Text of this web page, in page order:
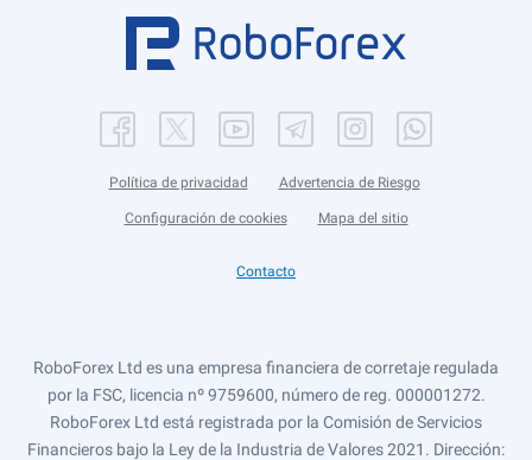
Política de privacidad Advertencia de Riesgo
Configuración de cookies Mapa del sitio
Contacto
RoboForex Ltd es una empresa financiera de corretaje regulada
por la FSC, licencia nº 9759600, número de reg. 000001272.
RoboForex Ltd está registrada por la Comisión de Servicios
Financieros bajo la Ley de la Industria de Valores 2021. Dirección: